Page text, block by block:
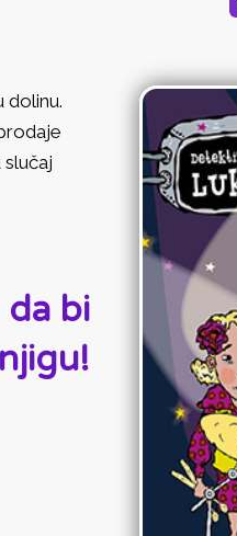
dolinu.
da bi